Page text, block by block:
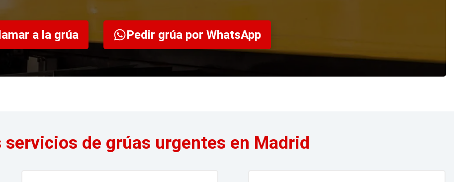
a la grúa Pedir grúa por WhatsApp
servicios de grúas urgentes en Madrid